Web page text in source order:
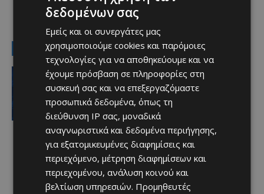
ΑΠΟΛΛΩΝ ΓΚΑΜΠΟΡ ΖΑΒΑΝΤΣΚΙ
LATEST NEWS
Αθλητικά
Ξανά Απολλωνίστας ο Σταύρου!
Afentiko - 10/08/2026
δεδομένων σας
Εμείς και οι συνεργάτες μας
χρησιμοποιούμε cookies και παρόμοιες
τεχνολογίες για να αποθηκεύουμε και να
έχουμε πρόσβαση σε πληροφορίες στη
συσκευή σας και να επεξεργαζόμαστε
προσωπικά δεδομένα, όπως τη
διεύθυνση IP σας, μοναδικά
αναγνωριστικά και δεδομένα περιήγησης,
για εξατομικευμένες διαφημίσεις και
περιεχόμενο, μέτρηση διαφημίσεων και
περιεχομένου, ανάλυση κοινού και
βελτίωση υπηρεσιών. Προμηθευτές